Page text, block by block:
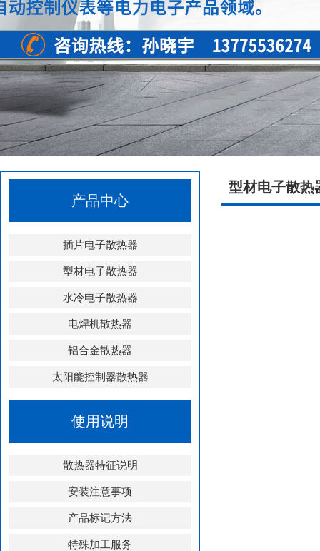
产品中心
插片电子散热器
型材电子散热器
水冷电子散热器
电焊机散热器
铝合金散热器
太阳能控制器散热器
使用说明
散热器特征说明
安装注意事项
产品标记方法
特殊加工服务
型材电子散热